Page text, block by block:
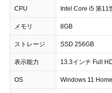
CPU Intel Core i5 第11
メモリ 8GB
ストレージ SSD 256GB
表示能力 13.3インチ Full
OS Windows 11